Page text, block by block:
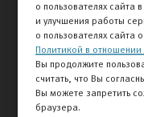
о пользователях сайта
и улучшения работы
о пользователях сайта
Политикой в
Вы продолжите
считать, что Вы
Вы можете запретить
браузера.